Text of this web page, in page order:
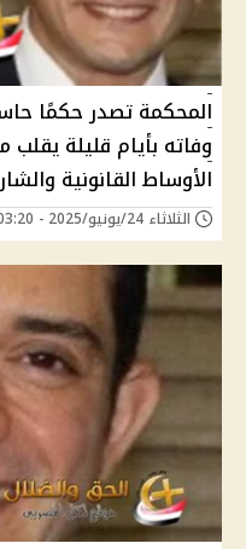
المحكمة تصدر حكمًا
وفاته بأيام قليلة
الأوساط القانونية
الثلاثاء 24/يونيو/2025 - 03:20 م